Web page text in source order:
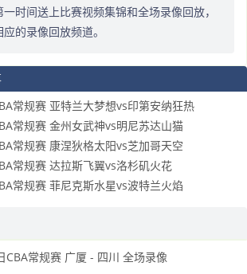
时间送上比赛视频集锦和全场录像回放，
的录像回放频道。
常规赛 亚特兰大梦想vs印第安纳狂热
常规赛 金州女武神vs明尼苏达山猫
常规赛 康涅狄格太阳vs芝加哥天空
常规赛 达拉斯飞翼vs洛杉矶火花
常规赛 菲尼克斯水星vs波特兰火焰
CBA常规赛 广厦 - 四川 全场录像